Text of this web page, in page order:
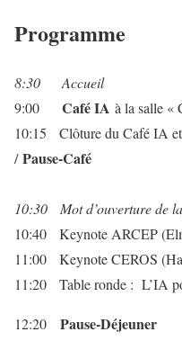
Programme
8:30 Accueil
9:00 Café IA à la salle «
10:15 Clôture du Café IA et
/Pause-Café
10:30 Mot d’ouverture de
10:40 Keynote ARCEP
11:00 Keynote CEROS
11:20 Table ronde : L’IA
12:20 Pause-Déjeuner